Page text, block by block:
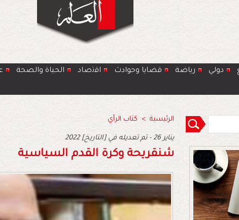
دولي رياضة قضايا وحوادث اﻗﺗﺻﺎد الحياة والصحة
الرئيسية > كتاب الرأي
2022 يناير 26 - تم تعديله في [التاريخ]
شنقريحة وكرة القدم السياسية